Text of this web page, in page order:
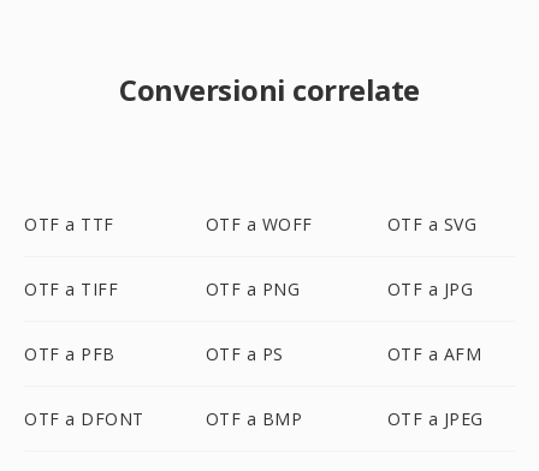
Conversioni correlate
OTF a TTF OTF a WOFF OTF a SVG
OTF a TIFF OTF a PNG OTF a JPG
OTF a PFB OTF a PS OTF a AFM
OTF a DFONT OTF a BMP OTF a JPEG